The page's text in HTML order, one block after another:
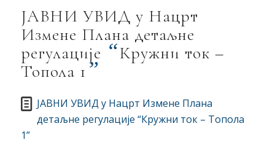
ЈАВНИ УВИД у Нацрт
Измене Плана детаљне
регулације “Кружни ток –
Топола 1 ”
ЈАВНИ УВИД у Нацрт Измене Плана
детаљне регулације “Кружни ток – Топола
1”